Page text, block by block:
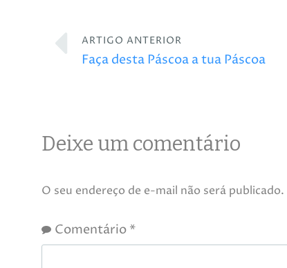
ARTIGO ANTERIOR
Faça desta Páscoa a tua Páscoa
Deixe um comentário
O seu endereço de e-mail não será publicado.
Comentário *